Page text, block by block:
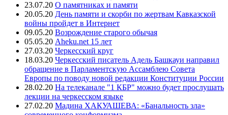
23.07.20 О памятниках и памяти
20.05.20 День памяти и скорби по жертвам Кавказской
войны пройдет в Интернет
09.05.20 Возрождение старого обычая
05.05.20 Aheku.net 15 лет
27.03.20 Черкесский круг
18.03.20 Черкесский писатель Адель Башкауи направил
обращение в Парламентскую Ассамблею Совета
Европы по поводу новой редакции Конституции России
28.02.20 На телеканале "1 КБР" можно будет прослушать
лекции на черкесском языке
27.02.20 Мадина ХАКУАШЕВА: «Банальность зла»